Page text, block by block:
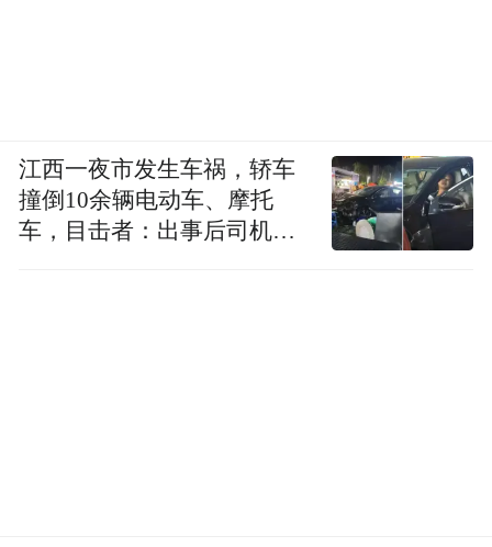
江西一夜市发生车祸，轿车
撞倒10余辆电动车、摩托
车，目击者：出事后司机一